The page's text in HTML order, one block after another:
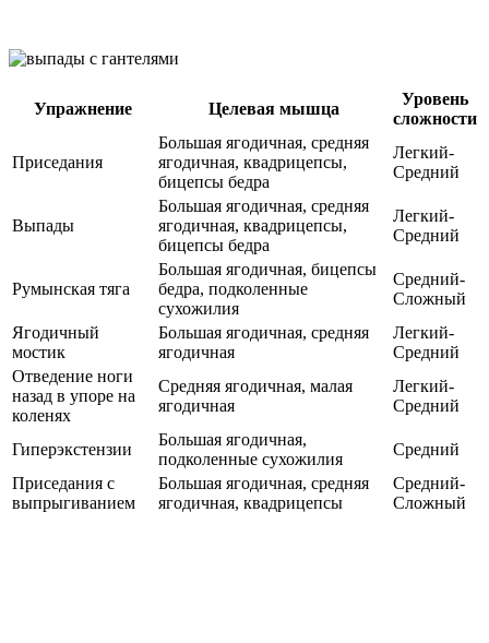
Упражнение Целевая мышца
Уровень
сложности
Приседания
Большая ягодичная, средняя
ягодичная, квадрицепсы,
бицепсы бедра
Легкий-
Средний
Выпады
Большая ягодичная, средняя
ягодичная, квадрицепсы,
бицепсы бедра
Легкий-
Средний
Румынская тяга
Большая ягодичная, бицепсы
бедра, подколенные
сухожилия
Средний-
Сложный
Ягодичный
мостик
Большая ягодичная, средняя
ягодичная
Легкий-
Средний
Отведение ноги
назад в упоре на
коленях
Средняя ягодичная, малая
ягодичная
Легкий-
Средний
Гиперэкстензии
Большая ягодичная,
подколенные сухожилия
Средний
Приседания с
выпрыгиванием
Большая ягодичная, средняя
ягодичная, квадрицепсы
Средний-
Сложный